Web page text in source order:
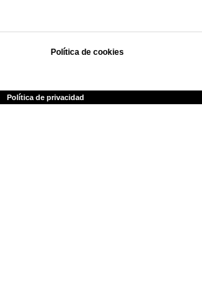
Política de cookies
Polí­tica de privacidad